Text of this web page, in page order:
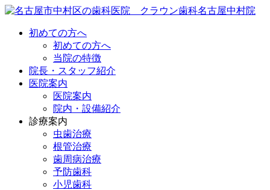
初めての方へ
初めての方へ
当院の特徴
院長・スタッフ紹介
医院案内
医院案内
院内・設備紹介
診療案内
虫歯治療
根管治療
歯周病治療
予防歯科
小児歯科